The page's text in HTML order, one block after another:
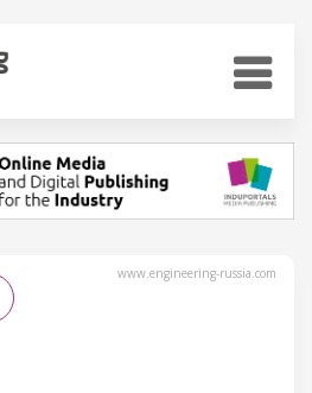
www.engineering-russia.com